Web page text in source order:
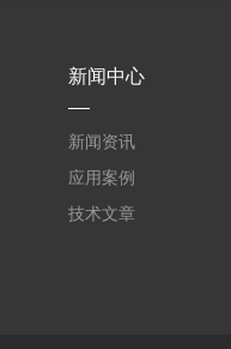
新闻中心
新闻资讯
应用案例
技术文章